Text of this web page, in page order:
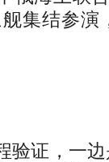
集结参演
验证，一